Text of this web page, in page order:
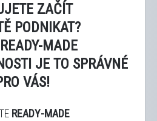
ZAČÍT
PODNIKAT?
MADE
JE TO SPRÁVNÉ
VÁS!
READY-MADE